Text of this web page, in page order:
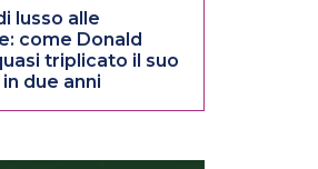
lusso alle
come Donald
triplicato il suo
due anni